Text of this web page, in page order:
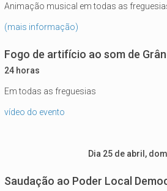
Animação musical em todas as
(mais informação)
Fogo de artifício ao som de
24 horas
Em todas as freguesias
vídeo do evento
Dia 25 de abril,
Saudação ao Poder Local